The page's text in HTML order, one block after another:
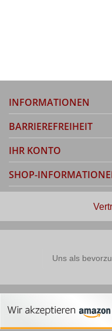
INFORMATIONEN
BARRIEREFREIHEIT
IHR KONTO
SHOP-
Uns als